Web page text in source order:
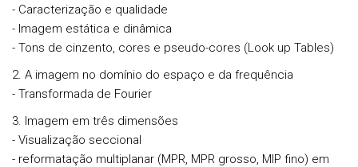
- Caracterização e qualidade
- Imagem estática e dinâmica
- Tons de cinzento, cores e pseudo-cores (Look up Tables)
2. A imagem no domínio do espaço e da frequência
- Transformada de Fourier
3. Imagem em três dimensões
- Visualização seccional
- reformatação multiplanar (MPR, MPR grosso, MIP fino) em